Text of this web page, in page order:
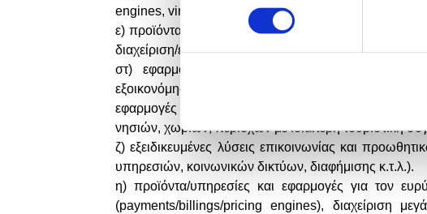
engines, virtual tours,experience
ε) προϊόντα και λύσεις για αερολιμένες, θαλάσσιο
διαχείριση/έλεγχος ποιότητας, κρατήσεων κ.α.)
στ) εφαρμογές και λύσεις αειφορίας
εξοικονόμησης ενέργειας και φυσικών πόρων,
εφαρμογές – λύσεις ξενοδοχειακών μονάδων,
νησιών, χωριών, περιοχών με ιδιαίτερη τουριστική
ζ) εξειδικευμένες λύσεις επικοινωνίας και
υπηρεσιών, κοινωνικών δικτύων, διαφήμισης κ.τ.λ.).
η) προϊόντα/υπηρεσίες και εφαρμογές για τον
(payments/billings/pricing engines), διαχείριση